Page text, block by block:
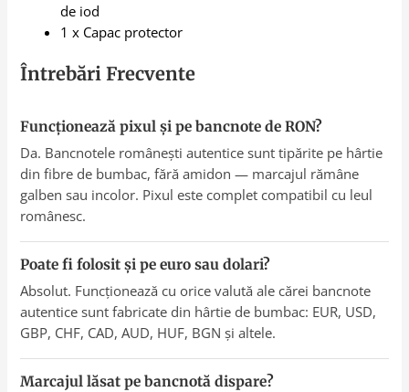
de iod
1 x Capac protector
Întrebări Frecvente
Funcționează pixul și pe bancnote de RON?
Da. Bancnotele românești autentice sunt tipărite pe hârtie
din fibre de bumbac, fără amidon — marcajul rămâne
galben sau incolor. Pixul este complet compatibil cu leul
românesc.
Poate fi folosit și pe euro sau dolari?
Absolut. Funcționează cu orice valută ale cărei bancnote
autentice sunt fabricate din hârtie de bumbac: EUR, USD,
GBP, CHF, CAD, AUD, HUF, BGN și altele.
Marcajul lăsat pe bancnotă dispare?